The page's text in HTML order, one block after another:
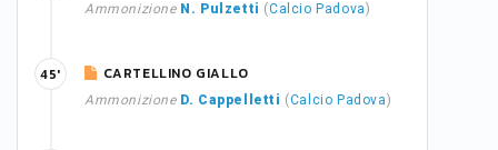
Ammonizione N. Pulzetti (Calcio Padova)
CARTELLINO GIALLO
Ammonizione D. Cappelletti (Calcio Padova)
45'